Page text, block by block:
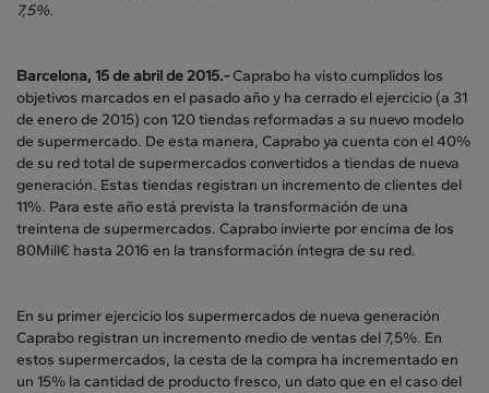
7,5%.
Barcelona, 15 de abril de 2015.-Caprabo ha visto cumplidos los
objetivos marcados en el pasado año y ha cerrado el ejercicio (a 31
de enero de 2015) con 120 tiendas reformadas a su nuevo modelo
de supermercado. De esta manera, Caprabo ya cuenta con el 40%
de su red total de supermercados convertidos a tiendas de nueva
generación. Estas tiendas registran un incremento de clientes del
11%. Para este año está prevista la transformación de una
treintena de supermercados. Caprabo invierte por encima de los
80Mill€ hasta 2016 en la transformación íntegra de su red.
En su primer ejercicio los supermercados de nueva generación
Caprabo registran un incremento medio de ventas del 7,5%. En
estos supermercados, la cesta de la compra ha incrementado en
un 15% la cantidad de producto fresco, un dato que en el caso del